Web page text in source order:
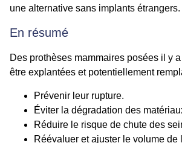
une alternative sans implants étrangers.
En résumé
Des prothèses mammaires posées il y
être explantées et potentiellement
Prévenir leur rupture.
Éviter la dégradation des
Réduire le risque de chute des
Réévaluer et ajuster le volume de